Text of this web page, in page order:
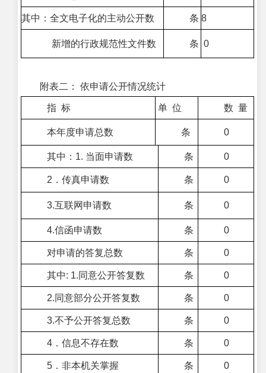
其中：全文电子化的主动公开数 条 8
新增的行政规范性文件数 条 0
附表二： 依申请公开情况统计
指 标 单 位 数 量
本年度申请总数 条 0
其中：1. 当面申请数 条 0
2．传真申请数 条 0
3.互联网申请数 条 0
4.信函申请数 条 0
对申请的答复总数 条 0
其中: 1.同意公开答复数 条 0
2.同意部分公开答复数 条 0
3.不予公开答复总数 条 0
4．信息不存在数 条 0
5．非本机关掌握 条 0